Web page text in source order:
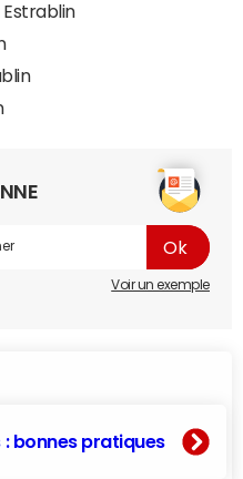
Estrablin
Voir un exemple
: bonnes pratiques